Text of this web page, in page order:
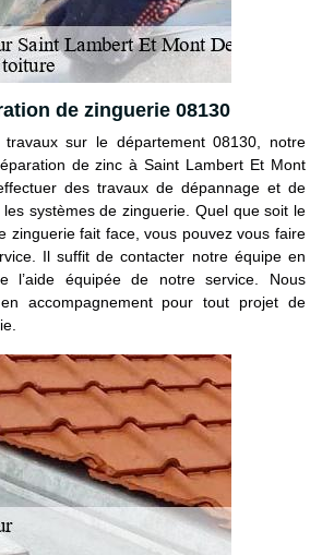
de zinguerie 08130
sur le département 08130, notre
de zinc à Saint Lambert Et Mont
des travaux de dépannage et de
systèmes de zinguerie. Quel que soit le
zinguerie fait face, vous pouvez vous faire
Il suffit de contacter notre équipe en
l’aide équipée de notre service. Nous
accompagnement pour tout projet de